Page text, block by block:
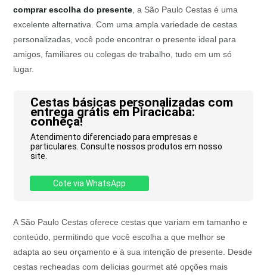
comprar escolha do presente , a São Paulo Cestas é uma
excelente alternativa. Com uma ampla variedade de cestas
personalizadas, você pode encontrar o presente ideal para
amigos, familiares ou colegas de trabalho, tudo em um só
lugar.
Cestas básicas personalizadas com
entrega grátis em Piracicaba:
conheça!
Atendimento diferenciado para empresas e
particulares. Consulte nossos produtos em nosso
site.
Cote via WhatsApp
A São Paulo Cestas oferece cestas que variam em tamanho e
conteúdo, permitindo que você escolha a que melhor se
adapta ao seu orçamento e à sua intenção de presente. Desde
cestas recheadas com delícias gourmet até opções mais